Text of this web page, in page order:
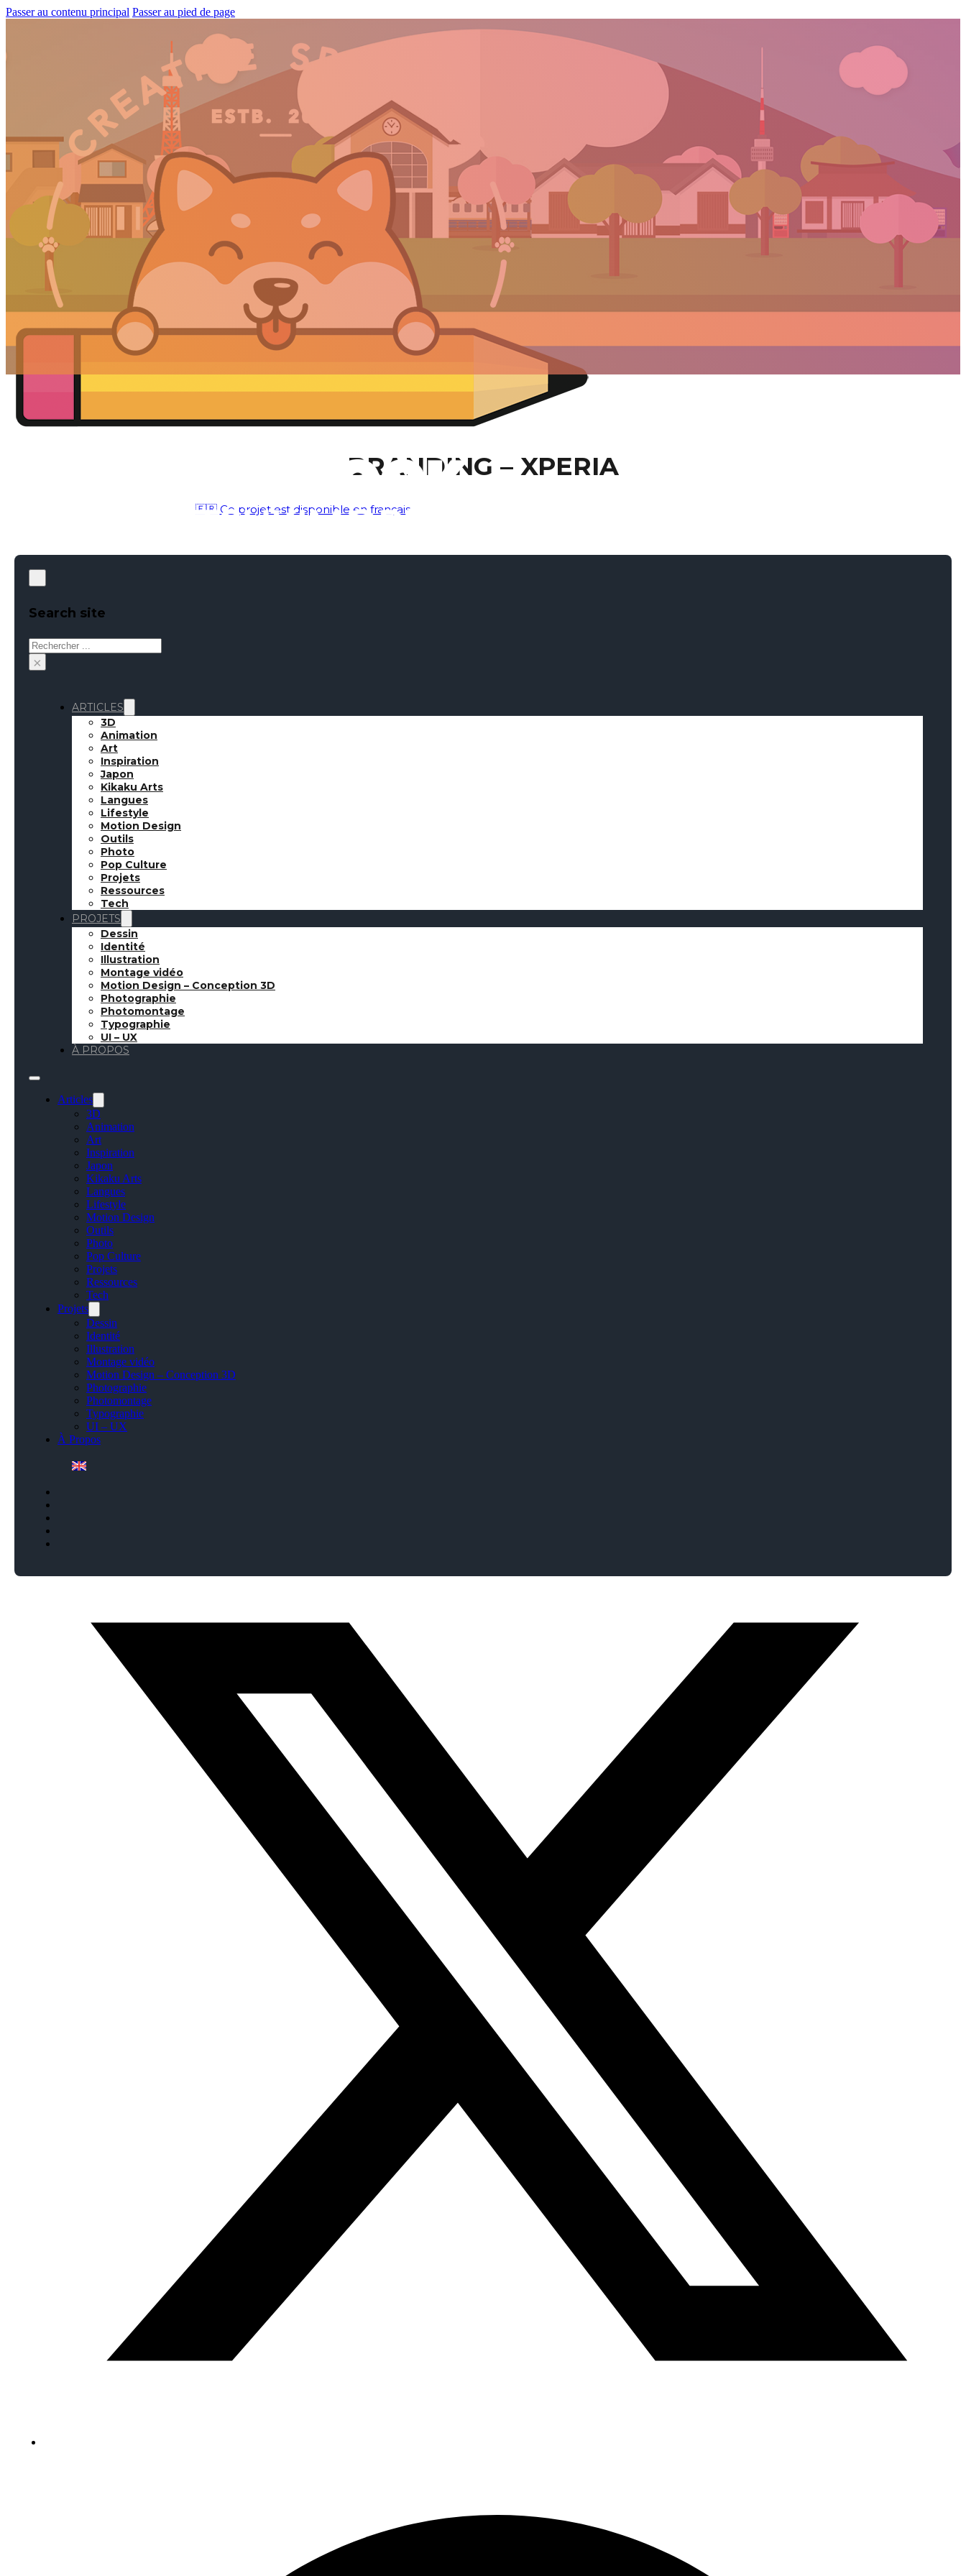
Passer au contenu principal Passer au pied de page
Search site
Rechercher
×
ARTICLES
3D
Animation
Art
Inspiration
Japon
Kikaku Arts
Langues
Lifestyle
Motion Design
Outils
Photo
Pop Culture
Projets
Ressources
Tech
PROJETS
Dessin
Identité
Illustration
Montage vidéo
Motion Design – Conception 3D
Photographie
Photomontage
Typographie
UI – UX
À PROPOS
Articles
3D
Animation
Art
Inspiration
Japon
Kikaku Arts
Langues
Lifestyle
Motion Design
Outils
Photo
Pop Culture
Projets
Ressources
Tech
Projets
Dessin
Identité
Illustration
Montage vidéo
Motion Design – Conception 3D
Photographie
Photomontage
Typographie
UI – UX
À Propos
BRANDING – XPERIA
🇫🇷 Ce projet est disponible en français